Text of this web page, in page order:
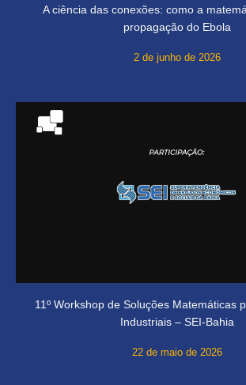
A ciência das conexões: como a
propagação do Ebola
2 de junho de 2026
11º Workshop de Soluções Matemáticas
Industriais – SEI-Bahia
22 de maio de 2026